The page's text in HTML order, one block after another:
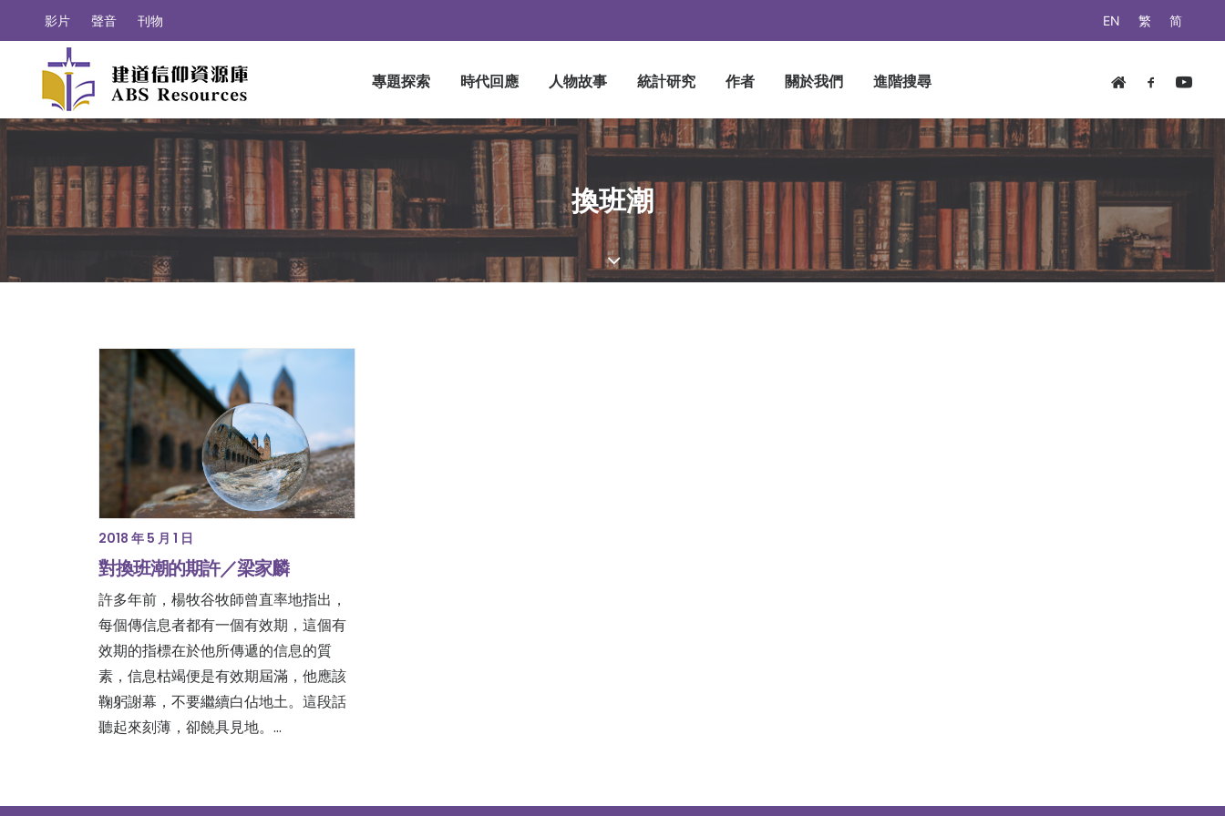
EN 繁 简
影片 聲音 刊物
專題探索 時代回應 人物故事 統計研究 作者 關於我們 進階搜尋
換班潮
2018 年 5 月 1 日
對換班潮的期許／梁家麟
許多年前，楊牧谷牧師曾直率地指出，
每個傳信息者都有一個有效期，這個有
效期的指標在於他所傳遞的信息的質
素，信息枯竭便是有效期屆滿，他應該
鞠躬謝幕，不要繼續白佔地土。這段話
聽起來刻薄，卻饒具見地。…